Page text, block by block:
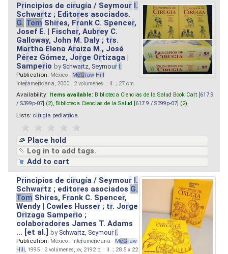
Principios de cirugía / Seymour I.
Schwartz ; Editores asociados.
G. Tom Shires, Frank C. Spencer,
Josef E. | Fischer, Aubrey C.
Galloway, John M. Daly ; trs.
Martha Elena Araiza M., José
Pérez Gómez, Jorge Ortizaga |
Samperio by Schwartz, Seymour I.
Publication: México : McGraw-Hill
Interamericana, 2000 . 2 volumenes. : il. ; 27 cm.
Availability: Items available: Biblioteca Ciencias de la Salud Book Cart [ 617.9
/ S399p-07 ] (2), Biblioteca Ciencias de la Salud [ 617.9 / S399p-07 ] (2),
Lists: cirugia pediatrica
Place hold
Log in to add tags.
Add to cart
Principios de cirugía / Seymour I.
Schwartz ; editores asociados G.
Tom Shires, Frank C. Spencer,
Wendy | Cowles Husser ; tr. Jorge
Orizaga Samperio ;
colaboradores James T. Adams
... [et al.]by Schwartz, Seymour I.
Publication: México : Interamericana - McGraw-
Hill, 1995 . 2 volúmenes, xv, 2192 p. : il. ; 28.5 x 22